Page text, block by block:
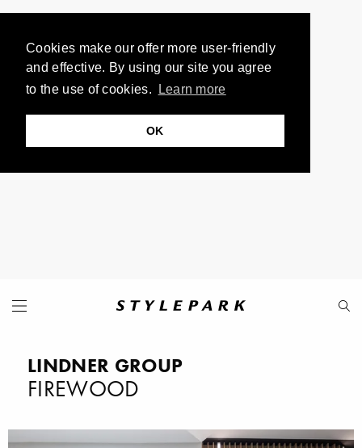
Cookies make our offer more user-friendly
and effective. By using our site you agree
to the use of cookies.
Learn more
OK
LINDNER GROUP
FIREWOOD